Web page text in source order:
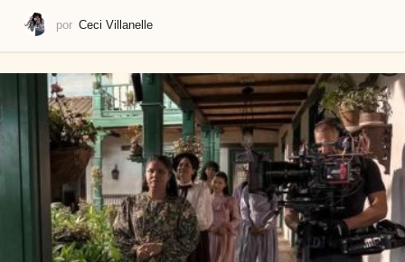
por Ceci Villanelle